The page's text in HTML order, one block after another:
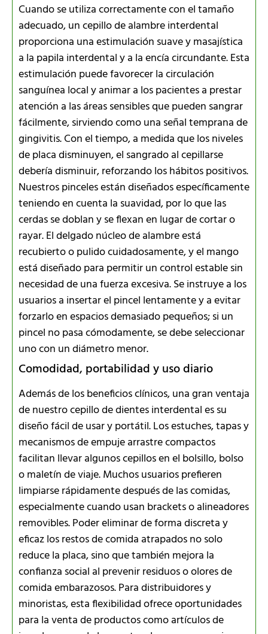
Cuando se utiliza correctamente con el tamaño
adecuado, un cepillo de alambre interdental
proporciona una estimulación suave y masajística
a la papila interdental y a la encía circundante. Esta
estimulación puede favorecer la circulación
sanguínea local y animar a los pacientes a prestar
atención a las áreas sensibles que pueden sangrar
fácilmente, sirviendo como una señal temprana de
gingivitis. Con el tiempo, a medida que los niveles
de placa disminuyen, el sangrado al cepillarse
debería disminuir, reforzando los hábitos positivos.
Nuestros pinceles están diseñados específicamente
teniendo en cuenta la suavidad, por lo que las
cerdas se doblan y se flexan en lugar de cortar o
rayar. El delgado núcleo de alambre está
recubierto o pulido cuidadosamente, y el mango
está diseñado para permitir un control estable sin
necesidad de una fuerza excesiva. Se instruye a los
usuarios a insertar el pincel lentamente y a evitar
forzarlo en espacios demasiado pequeños; si un
pincel no pasa cómodamente, se debe seleccionar
uno con un diámetro menor.
Comodidad, portabilidad y uso diario
Además de los beneficios clínicos, una gran ventaja
de nuestro cepillo de dientes interdental es su
diseño fácil de usar y portátil. Los estuches, tapas y
mecanismos de empuje arrastre compactos
facilitan llevar algunos cepillos en el bolsillo, bolso
o maletín de viaje. Muchos usuarios prefieren
limpiarse rápidamente después de las comidas,
especialmente cuando usan brackets o alineadores
removibles. Poder eliminar de forma discreta y
eficaz los restos de comida atrapados no solo
reduce la placa, sino que también mejora la
confianza social al prevenir residuos o olores de
comida embarazosos. Para distribuidores y
minoristas, esta flexibilidad ofrece oportunidades
para la venta de productos como artículos de